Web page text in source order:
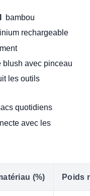
bambou
rechargeable
blush avec pinceau
les outils
quotidiens
avec les
(%) Poids